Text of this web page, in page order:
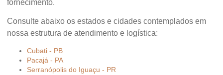
fornecimento.
Consulte abaixo os estados e cidades contemplados em
nossa estrutura de atendimento e logística:
Cubati - PB
Pacajá - PA
Serranópolis do Iguaçu - PR